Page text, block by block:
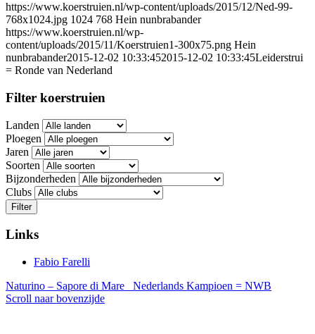
https://www.koerstruien.nl/wp-content/uploads/2015/12/Ned-99-
768x1024.jpg 1024 768 Hein nunbrabander
https://www.koerstruien.nl/wp-
content/uploads/2015/11/Koerstruien1-300x75.png Hein
nunbrabander2015-12-02 10:33:452015-12-02 10:33:45Leiderstrui
= Ronde van Nederland
Filter koerstruien
Landen
Ploegen
Jaren
Soorten
Bijzonderheden
Clubs
Filter
Links
Fabio Farelli
Naturino – Sapore di Mare
Nederlands Kampioen = NWB
Scroll naar bovenzijde